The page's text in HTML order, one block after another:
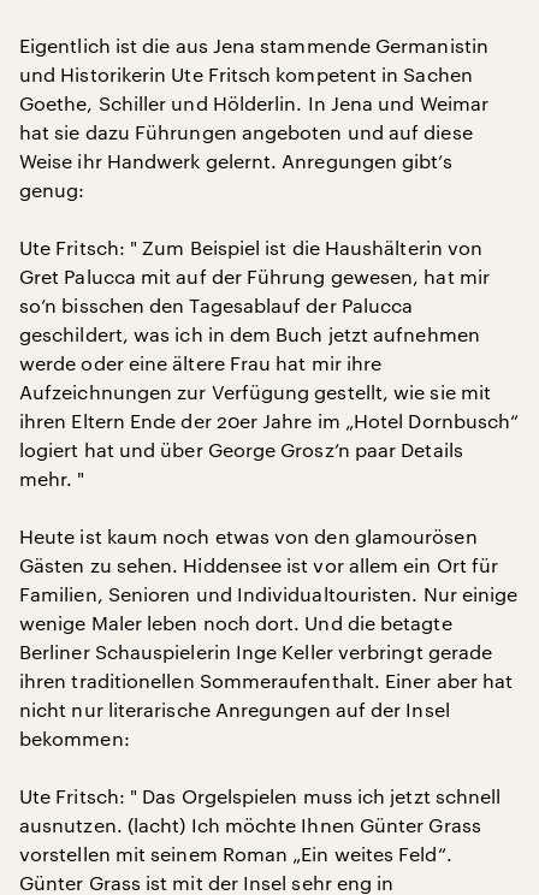
Eigentlich ist die aus Jena stammende Germanistin
und Historikerin Ute Fritsch kompetent in Sachen
Goethe, Schiller und Hölderlin. In Jena und Weimar
hat sie dazu Führungen angeboten und auf diese
Weise ihr Handwerk gelernt. Anregungen gibt’s
genug:
Ute Fritsch: " Zum Beispiel ist die Haushälterin von
Gret Palucca mit auf der Führung gewesen, hat mir
so’n bisschen den Tagesablauf der Palucca
geschildert, was ich in dem Buch jetzt aufnehmen
werde oder eine ältere Frau hat mir ihre
Aufzeichnungen zur Verfügung gestellt, wie sie mit
ihren Eltern Ende der 20er Jahre im „Hotel Dornbusch“
logiert hat und über George Grosz’n paar Details
mehr. "
Heute ist kaum noch etwas von den glamourösen
Gästen zu sehen. Hiddensee ist vor allem ein Ort für
Familien, Senioren und Individualtouristen. Nur einige
wenige Maler leben noch dort. Und die betagte
Berliner Schauspielerin Inge Keller verbringt gerade
ihren traditionellen Sommeraufenthalt. Einer aber hat
nicht nur literarische Anregungen auf der Insel
bekommen:
Ute Fritsch: " Das Orgelspielen muss ich jetzt schnell
ausnutzen. (lacht) Ich möchte Ihnen Günter Grass
vorstellen mit seinem Roman „Ein weites Feld“.
Günter Grass ist mit der Insel sehr eng in